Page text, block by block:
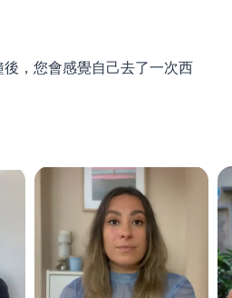
，您會感覺自己去了一次西